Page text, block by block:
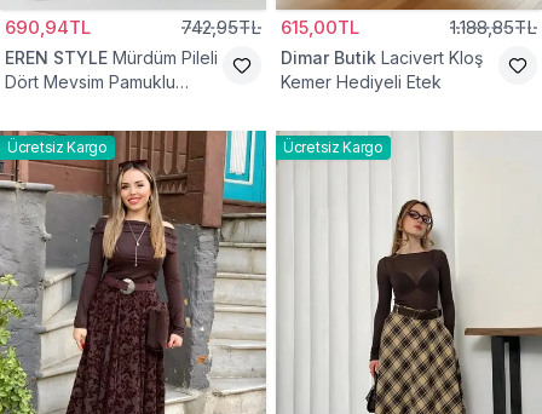
690,94TL 742,95TL
EREN STYLE Mürdüm Pileli
Dört Mevsim Pamuklu
615,00TL 1.188,85TL
Dimar Butik Lacivert Kloş
Kemer Hediyeli Etek
Ücretsiz Kargo Ücretsiz Kargo